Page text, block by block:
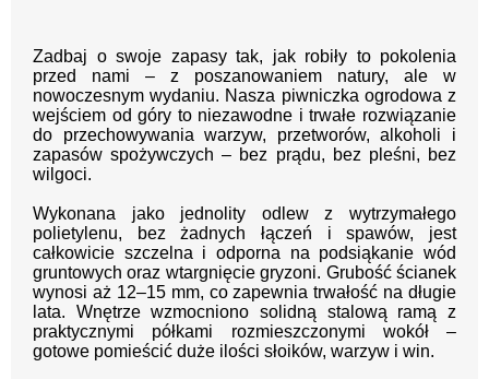
Zadbaj o swoje zapasy tak, jak robiły to pokolenia
przed nami – z poszanowaniem natury, ale w
nowoczesnym wydaniu. Nasza piwniczka ogrodowa z
wejściem od góry to niezawodne i trwałe rozwiązanie
do przechowywania warzyw, przetworów, alkoholi i
zapasów spożywczych – bez prądu, bez pleśni, bez
wilgoci.
Wykonana jako jednolity odlew z wytrzymałego
polietylenu, bez żadnych łączeń i spawów, jest
całkowicie szczelna i odporna na podsiąkanie wód
gruntowych oraz wtargnięcie gryzoni. Grubość ścianek
wynosi aż 12–15 mm, co zapewnia trwałość na długie
lata. Wnętrze wzmocniono solidną stalową ramą z
praktycznymi półkami rozmieszczonymi wokół –
gotowe pomieścić duże ilości słoików, warzyw i win.